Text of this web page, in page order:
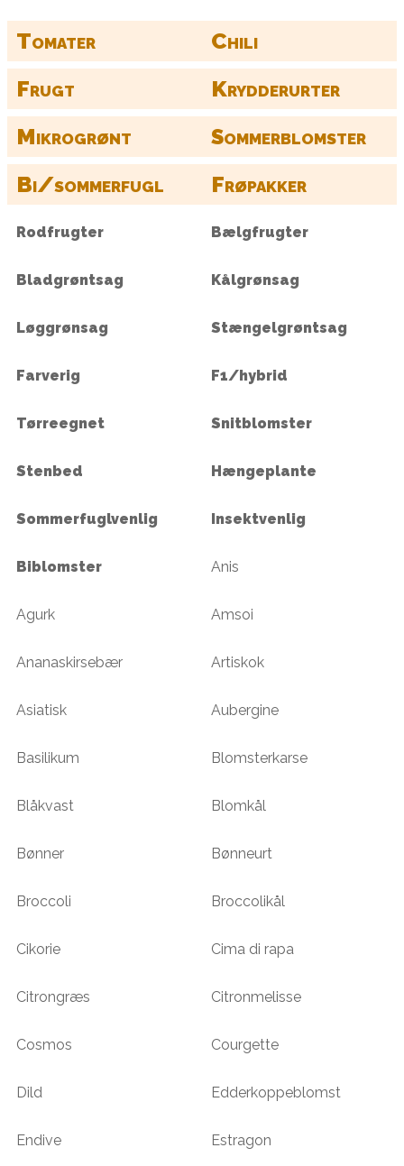
Tomater
Chili
Frugt
Krydderurter
Mikrogrønt
Sommerblomster
Bi/sommerfugl
Frøpakker
Rodfrugter Bælgfrugter
Bladgrøntsag Kålgrønsag
Løggrønsag Stængelgrøntsag
Farverig F1/hybrid
Tørreegnet Snitblomster
Stenbed Hængeplante
Sommerfuglvenlig Insektvenlig
Biblomster Anis
Agurk Amsoi
Ananaskirsebær Artiskok
Asiatisk Aubergine
Basilikum Blomsterkarse
Blåkvast Blomkål
Bønner Bønneurt
Broccoli Broccolikål
Cikorie Cima di rapa
Citrongræs Citronmelisse
Cosmos Courgette
Dild Edderkoppeblomst
Endive Estragon